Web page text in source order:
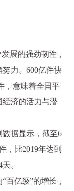
展的强劲韧性，
力。600亿件快
，意味着全国平
经济的活力与潜
数据显示，截至6
，比2019年达到
。
百亿级”的增长，